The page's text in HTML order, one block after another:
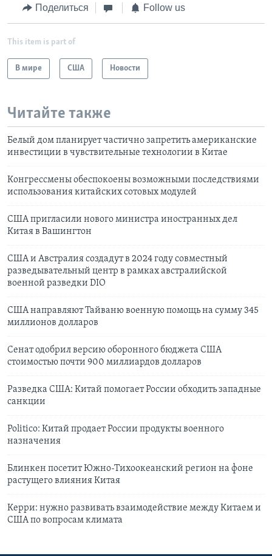
Поделиться Follow us
This item is part of
В мире США Новости
Читайте также
Белый дом планирует частично запретить американские
инвестиции в чувствительные технологии в Китае
Конгрессмены обеспокоены возможными последствиями
использования китайских сотовых модулей
США пригласили нового министра иностранных дел
Китая в Вашингтон
США и Австралия создадут в 2024 году совместный
разведывательный центр в рамках австралийской
военной разведки DIO
США направляют Тайваню военную помощь на сумму 345
миллионов долларов
Сенат одобрил версию оборонного бюджета США
стоимостью почти 900 миллиардов долларов
Разведка США: Китай помогает России обходить западные
санкции
Politico: Китай продает России продукты военного
назначения
Блинкен посетит Южно-Тихоокеанский регион на фоне
растущего влияния Китая
Керри: нужно развивать взаимодействие между Китаем и
США по вопросам климата